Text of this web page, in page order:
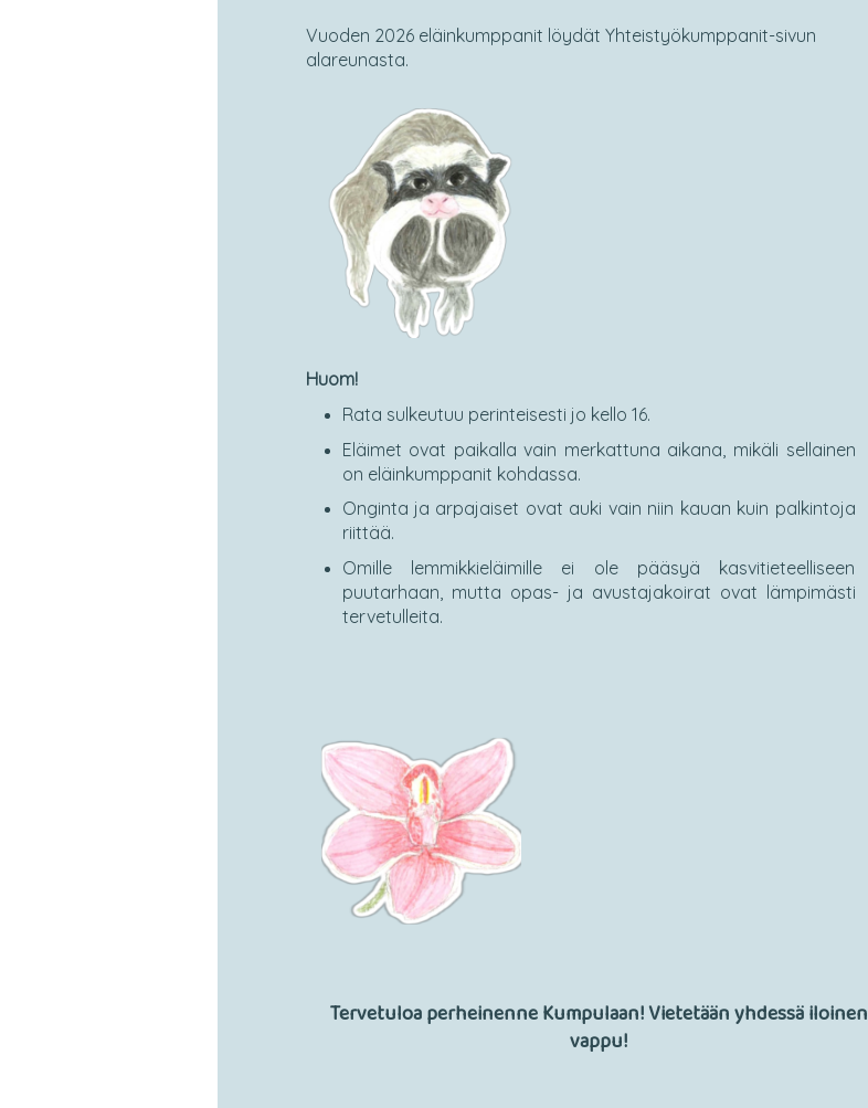
Vuoden 2026 eläinkumppanit löydät Yhteistyökumppanit-sivun
alareunasta.
Huom!
Rata sulkeutuu perinteisesti jo kello 16.
Eläimet ovat paikalla vain merkattuna aikana, mikäli sellainen
on eläinkumppanit kohdassa.
Onginta ja arpajaiset ovat auki vain niin kauan kuin palkintoja
riittää.
Omille lemmikkieläimille ei ole pääsyä kasvitieteelliseen
puutarhaan, mutta opas- ja avustajakoirat ovat lämpimästi
tervetulleita.
Tervetuloa perheinenne Kumpulaan! Vietetään yhdessä iloinen
vappu!